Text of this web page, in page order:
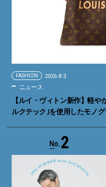
FASHION 2026.8.3
ニュース
【ルイ・ヴィトン新作】軽
ルクテック｣を使用したモノ
2